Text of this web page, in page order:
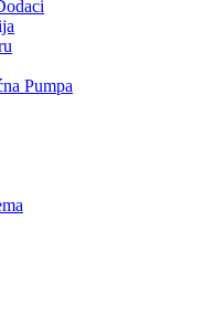
Pumpa